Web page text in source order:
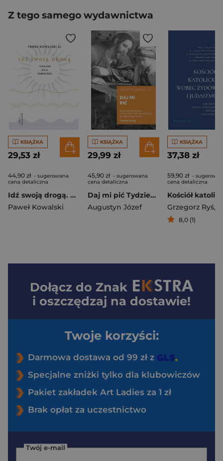
Z tego samego wydawnictwa
KSIĄŻKA
29,53 zł
44,90 zł - sugerowana
cena detaliczna
Idź swoją drogą. Poradnik życia głębokiego
Paweł Kowalski
KSIĄŻKA
29,99 zł
45,90 zł - sugerowana
cena detaliczna
Daj mi pić Tydzień drugi. Rozważania oparte na Ćwiczeniach duchowych św. Ignacego Loyoli wyd. 2
Augustyn Józef
KSIĄŻKA
37,38 zł
59,90 zł -
cena detaliczna
Grzegorz Ryś,
8,0 (1)
Dołącz do Znak
i oszczędzaj na dostawie!
Twoje korzyści:
Darmowa dostawa od 99 zł z
Specjalne zniżki tylko dla klubowiczów
Pakiet zakładek Art Ladies za 1 zł
Brak opłat za uczestnictwo
Twój e-mail